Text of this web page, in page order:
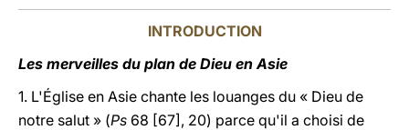
INTRODUCTION
Les merveilles du plan de Dieu en Asie
1. L'Église en Asie chante les louanges du « Dieu de
notre salut » (Ps 68 [67], 20) parce qu'il a choisi de